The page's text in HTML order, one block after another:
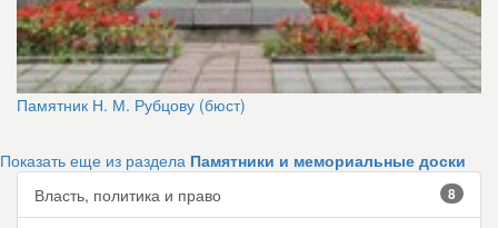
Памятник Н. М. Рубцову (бюст)
Показать еще из раздела Памятники и мемориальные доски
Власть, политика и право
8